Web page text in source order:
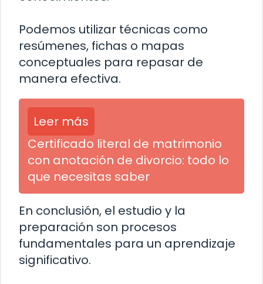
Podemos utilizar técnicas como
resúmenes, fichas o mapas
conceptuales para repasar de
manera efectiva.
Leer más
Certificado literal de matrimonio
con anotación de divorcio: todo lo
que necesitas saber
En conclusión, el estudio y la
preparación son procesos
fundamentales para un aprendizaje
significativo.